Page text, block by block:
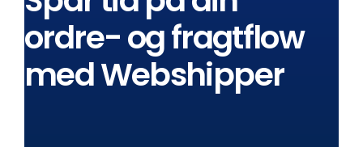
ordre- og fragtflow
med Webshipper